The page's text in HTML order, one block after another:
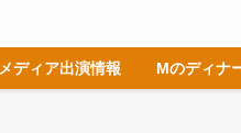
メディア出演情報 Mのディナ